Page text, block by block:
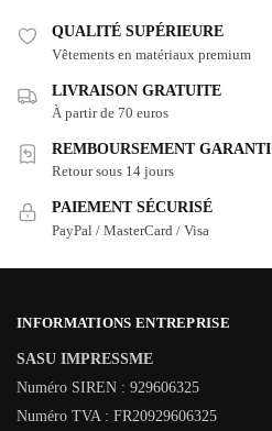
QUALITÉ SUPÉRIEURE
Vêtements en matériaux premium
LIVRAISON GRATUITE
À partir de 70 euros
REMBOURSEMENT GARANTI
Retour sous 14 jours
PAIEMENT SÉCURISÉ
PayPal / MasterCard / Visa
INFORMATIONS ENTREPRISE
SASU IMPRESSME
Numéro SIREN : 929606325
Numéro TVA : FR20929606325